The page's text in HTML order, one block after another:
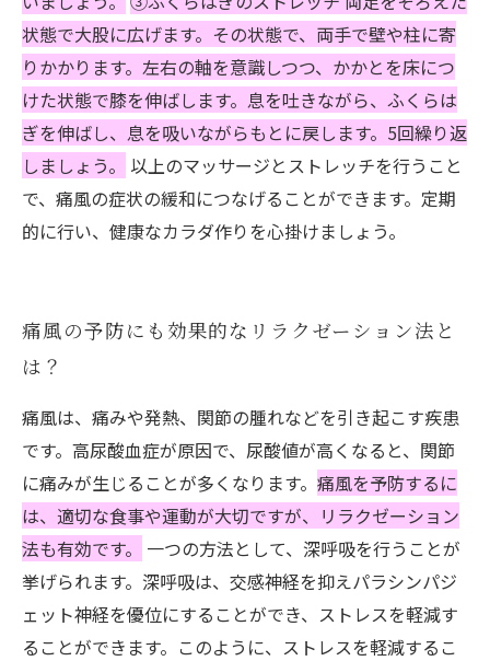
状態で大股に広げます。その状態で、両手で壁や柱に寄
りかかります。左右の軸を意識しつつ、かかとを床につ
けた状態で膝を伸ばします。息を吐きながら、ふくらは
ぎを伸ばし、息を吸いながらもとに戻します。5回繰り返
しましょう。
以上のマッサージとストレッチを行うこと
で、痛風の症状の緩和につなげることができます。定期
的に行い、健康なカラダ作りを心掛けましょう。
痛風の予防にも効果的なリラクゼーション法と
は？
痛風は、痛みや発熱、関節の腫れなどを引き起こす疾患
です。高尿酸血症が原因で、尿酸値が高くなると、関節
に痛みが生じることが多くなります。 痛風を予防するに
は、適切な食事や運動が大切ですが、リラクゼーション
法も有効です。
一つの方法として、深呼吸を行うことが
挙げられます。深呼吸は、交感神経を抑えパラシンパジ
ェット神経を優位にすることができ、ストレスを軽減す
ることができます。このように、ストレスを軽減するこ